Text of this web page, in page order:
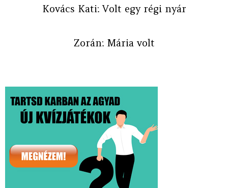
Kovács Kati: Volt egy régi nyár
Zorán: Mária volt